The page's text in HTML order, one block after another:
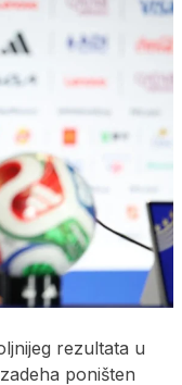
rezultata u
poništen